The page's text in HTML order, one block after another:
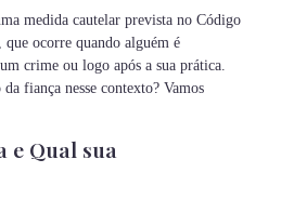
medida cautelar prevista no Código
que ocorre quando alguém é
crime ou logo após a sua prática.
fiança nesse contexto? Vamos
e Qual sua